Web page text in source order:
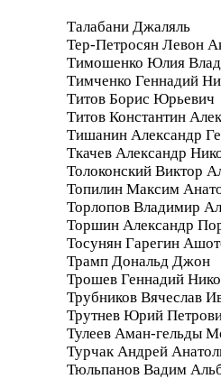
Талабани Джаляль
Тер-Петросян Левон
Тимошенко Юлия
Тимченко Геннадий
Титов Борис Юрьевич
Титов Константин
Тишанин Александр
Ткачев Александр
Толоконский Виктор
Топилин Максим
Торлопов Владимир
Торшин Александр
Тосунян Гарегин
Трамп Дональд Джон
Трошев Геннадий
Трубников Вячеслав
Трутнев Юрий
Тулеев Аман-гельды
Турчак Андрей
Тюльпанов Вадим